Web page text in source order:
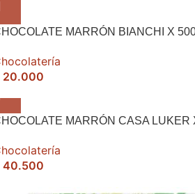
MARRÓN BIANCHI X
20.000
MARRÓN CASA LUKER
40.500